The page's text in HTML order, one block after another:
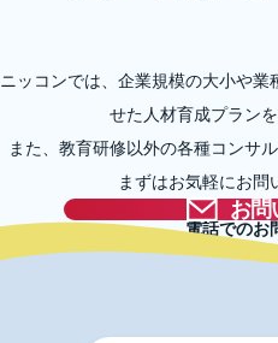
ニッコンでは、企業規模の大小や
せた人材育成プラン
また、教育研修以外の各種コンサ
まずはお気軽にお問
お問
電話でのお
03-